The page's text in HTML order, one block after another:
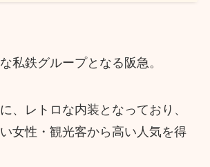
私鉄グループとなる阪急。
、レトロな内装となっており、
女性・観光客から高い人気を得